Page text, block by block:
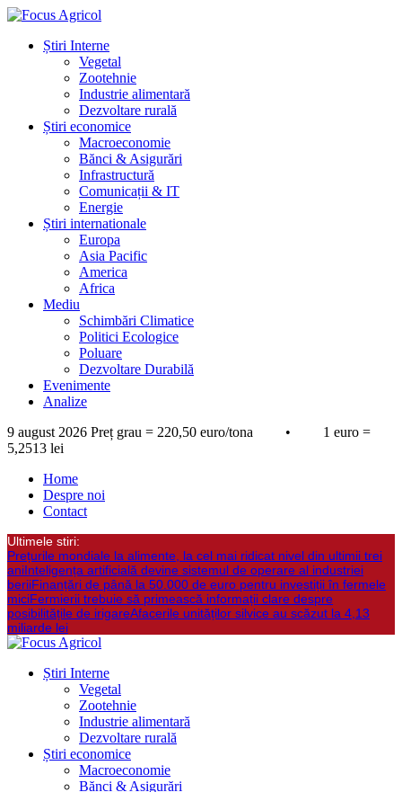
Știri Interne
Vegetal
Zootehnie
Industrie alimentară
Dezvoltare rurală
Știri economice
Macroeconomie
Bănci & Asigurări
Infrastructură
Comunicații & IT
Energie
Știri internationale
Europa
Asia Pacific
America
Africa
Mediu
Schimbări Climatice
Politici Ecologice
Poluare
Dezvoltare Durabilă
Evenimente
Analize
9 august 2026 Preț grau = 220,50 euro/tona • 1 euro =
5,2513 lei
Home
Despre noi
Contact
Ultimele stiri:
Prețurile mondiale la alimente, la cel mai ridicat nivel din ultimii trei
aniInteligența artificială devine sistemul de operare al industriei
beriiFinanțări de până la 50.000 de euro pentru investiții în fermele
miciFermierii trebuie să primească informații clare despre
posibilitățile de irigareAfacerile unităților silvice au scăzut la 4,13
miliarde lei
Știri Interne
Vegetal
Zootehnie
Industrie alimentară
Dezvoltare rurală
Știri economice
Macroeconomie
Bănci & Asigurări